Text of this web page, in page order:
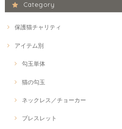
Category
保護猫チャリティ
アイテム別
勾玉単体
猫の勾玉
ネックレス／チョーカー
ブレスレット